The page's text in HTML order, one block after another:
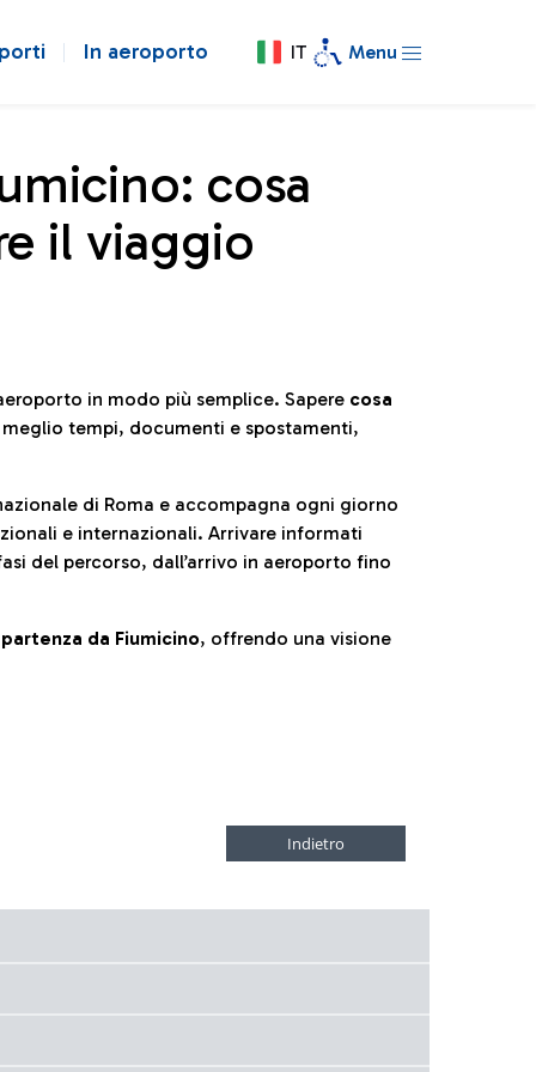
In aeroporto IT Menu
cosa
il viaggio
in modo più semplice. Sapere cosa
tempi, documenti e spostamenti,
di Roma e accompagna ogni giorno
e internazionali. Arrivare informati
del percorso, dall’arrivo in aeroporto fino
da Fiumicino, offrendo una visione